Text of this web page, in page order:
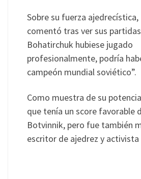
Sobre su fuerza ajedrecística,
comentó tras ver sus
Bohatirchuk hubiese jugado
profesionalmente, podría
campeón mundial soviético”.
Como muestra de su
que tenía un score favorable
Botvinnik, pero fue también
escritor de ajedrez y